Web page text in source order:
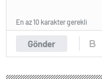
Gönder
En az 10 karakter gerekli